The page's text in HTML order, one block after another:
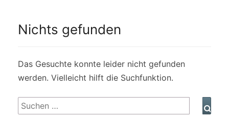
Nichts
Nichts gefunden
Das Gesuchte konnte leider nicht gefunden
werden. Vielleicht hilft die Suchfunktion.
Suchen
nach: